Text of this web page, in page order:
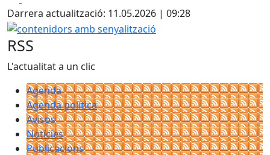
Darrera actualització: 11.05.2026 | 09:28
contenidors amb senyalització
RSS
L'actualitat a un clic
Agenda
Agenda política
Avisos
Notícies
Publicacions